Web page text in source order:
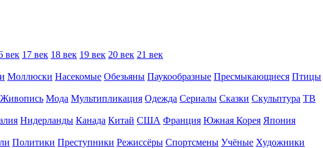
век 17 век 18 век 19 век 20 век 21 век
Моллюски Насекомые Обезьяны Паукообразные Пресмыкающиеся Птицы
Живопись Мода Мультипликация Одежда Сериалы Сказки Скульптура ТВ
Нидерланды Канада Китай США Франция Южная Корея Япония
Политики Преступники Режиссёры Спортсмены Учёные Художники